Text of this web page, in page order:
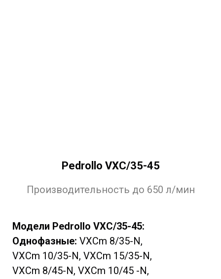
Pedrollo VXC/35-45
Производительность до 650 л/мин
Модели Pedrollo VXC/35-45:
Однофазные: VXCm 8/35-N,
VXCm 10/35-N, VXCm 15/35-N,
VXCm 8/45-N, VXCm 10/45 -N,